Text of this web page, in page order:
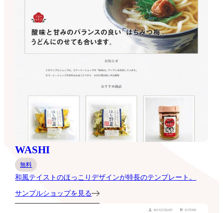
WASHI
無料
和風テイストのほっこりデザインが特長のテンプレート。
サンプルショップを見る